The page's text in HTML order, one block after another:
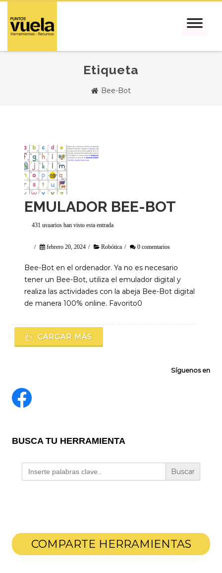
Etiqueta
Bee-Bot
EMULADOR BEE-BOT
431 usuarios han visto esta entrada
/ febrero 20, 2024 / Robótica / 0 comentarios
Bee-Bot en el ordenador. Ya no es necesario
tener un Bee-Bot, utiliza el emulador digital y
realiza las actividades con la abeja Bee-Bot digital
de manera 100% online. Favorito0
CARGAR MÁS
Síguenos en
BUSCA TU HERRAMIENTA
Buscar:
COMPARTE HERRAMIENTAS